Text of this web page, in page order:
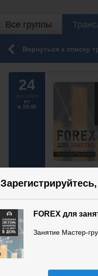
FOREX для
Занятие Мастер-
Все группы
Вернуться к списку
24
вт
в 19:00
83
Для